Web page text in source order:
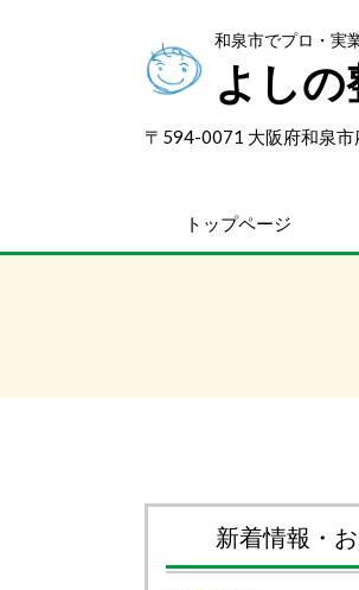
和泉市でプロ・実
よしの
〒594-0071 大阪府和泉
トップページ
新着情報・